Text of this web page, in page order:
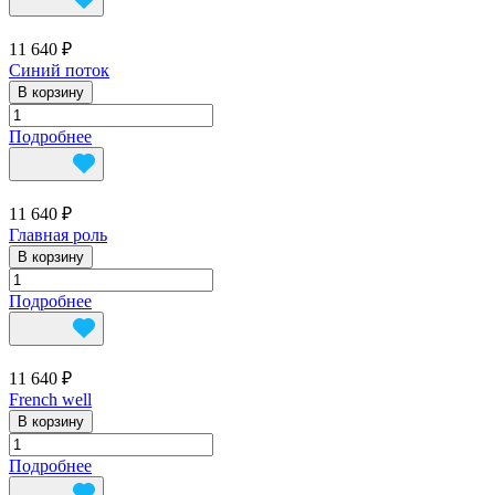
11 640 ₽
Синий поток
В корзину
Подробнее
11 640 ₽
Главная роль
В корзину
Подробнее
11 640 ₽
French well
В корзину
Подробнее